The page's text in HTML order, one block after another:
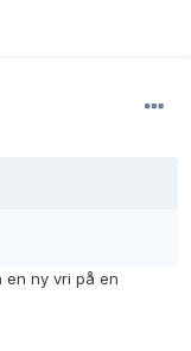
en ny vri på en